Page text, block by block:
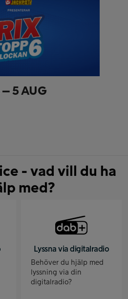
– 5 AUG
- vad vill du ha
med?
Lyssna via digitalradio
Behöver du hjälp med
lyssning via din
digitalradio?